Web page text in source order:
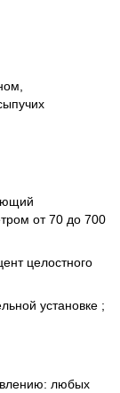
от 70 до 700
целостного
установке ;
любых